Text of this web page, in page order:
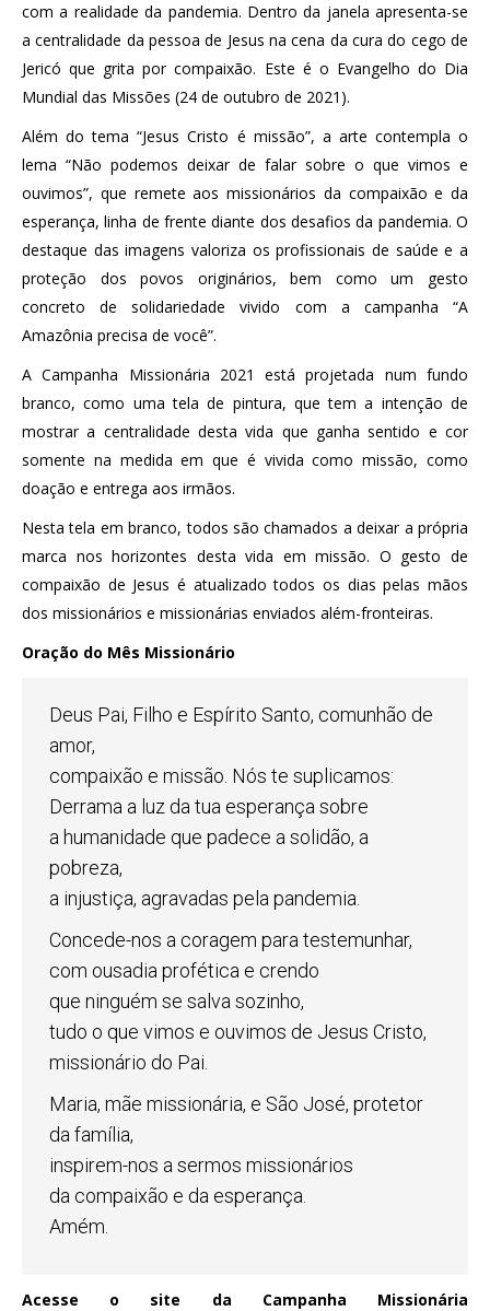
com a realidade da pandemia. Dentro da janela apresenta-se
a centralidade da pessoa de Jesus na cena da cura do cego de
Jericó que grita por compaixão. Este é o Evangelho do Dia
Mundial das Missões (24 de outubro de 2021).
Além do tema “Jesus Cristo é missão”, a arte contempla o
lema “Não podemos deixar de falar sobre o que vimos e
ouvimos”, que remete aos missionários da compaixão e da
esperança, linha de frente diante dos desafios da pandemia. O
destaque das imagens valoriza os profissionais de saúde e a
proteção dos povos originários, bem como um gesto
concreto de solidariedade vivido com a campanha “A
Amazônia precisa de você”.
A Campanha Missionária 2021 está projetada num fundo
branco, como uma tela de pintura, que tem a intenção de
mostrar a centralidade desta vida que ganha sentido e cor
somente na medida em que é vivida como missão, como
doação e entrega aos irmãos.
Nesta tela em branco, todos são chamados a deixar a própria
marca nos horizontes desta vida em missão. O gesto de
compaixão de Jesus é atualizado todos os dias pelas mãos
dos missionários e missionárias enviados além-fronteiras.
Oração do Mês Missionário
Deus Pai, Filho e Espírito Santo, comunhão de
amor,
compaixão e missão. Nós te suplicamos:
Derrama a luz da tua esperança sobre
a humanidade que padece a solidão, a
pobreza,
a injustiça, agravadas pela pandemia.
Concede-nos a coragem para testemunhar,
com ousadia profética e crendo
que ninguém se salva sozinho,
tudo o que vimos e ouvimos de Jesus Cristo,
missionário do Pai.
Maria, mãe missionária, e São José, protetor
da família,
inspirem-nos a sermos missionários
da compaixão e da esperança.
Amém.
Acesse o site da Campanha Missionária